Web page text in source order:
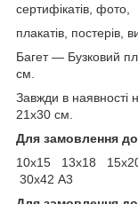
сертифікатів, фото,
плакатів, постерів,
Багет ― Бузковий
см.
Завжди в наявності
21х30 см.
Для замовлення
10х15 13х18
30х42 А3